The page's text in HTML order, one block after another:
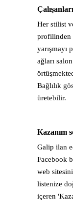
Her stilist
profilinden
yarışmayı
ağları
Bağlılık
üretebilir.
Kazanım
Galip ilan
Facebook
web
listenize
içeren